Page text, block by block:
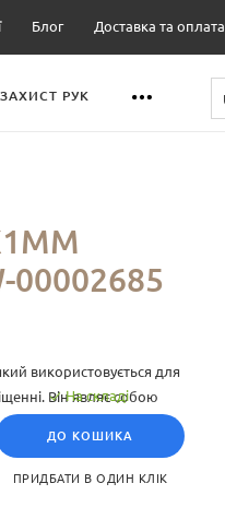
Блог Доставка та оплата
ЗАХИСТ РУК
використовується для
Він являє собою
На складі
ДО КОШИКА
ПРИДБАТИ В ОДИН КЛІК